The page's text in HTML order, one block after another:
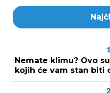
Nemate klimu? Ovo
kojih će vam stan biti